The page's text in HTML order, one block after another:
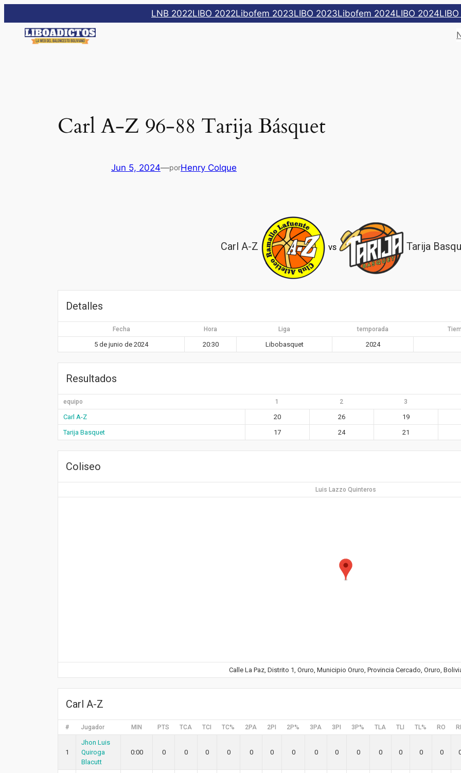
al
contenido
LNB 2022LIBO 2022Libofem 2023LIBO 2023Libofem 2024LIBO 2024
Carl A-Z 96-88 Tarija Básquet
Jun 5, 2024—porHenry Colque
Carl A-Z vs Tarija
Detalles
Fecha Hora Liga temporada
5 de junio de 2024 20:30 Libobasquet 2024
Resultados
equipo 1 2 3
Carl A-Z 20 26
19
Tarija Basquet
17 24 21
Coliseo
Luis Lazzo Quinteros
Calle La Paz, Distrito 1, Oruro, Municipio Oruro, Provincia Cercado, Oruro,
Carl A-Z
# Jugador MIN PTS TCA TCI TC% 2PA 2PI 2P% 3PA 3PI 3P% TLA TLI TL% RO
1
Jhon Luis
Quiroga
Blacutt
0:00 0 0 0 0 0 0 0 0 0 0 0 0 0 0